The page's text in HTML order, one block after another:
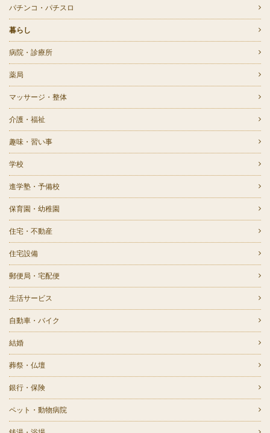
パチンコ・パチスロ
暮らし
病院・診療所
薬局
マッサージ・整体
介護・福祉
趣味・習い事
学校
進学塾・予備校
保育園・幼稚園
住宅・不動産
住宅設備
郵便局・宅配便
生活サービス
自動車・バイク
結婚
葬祭・仏壇
銀行・保険
ペット・動物病院